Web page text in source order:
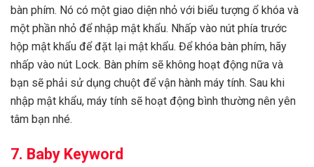
bàn phím. Nó có một giao diện nhỏ với biểu tượng ổ khóa và
một phần nhỏ để nhập mật khẩu. Nhấp vào nút phía trước
hộp mật khẩu để đặt lại mật khẩu. Để khóa bàn phím, hãy
nhấp vào nút Lock. Bàn phím sẽ không hoạt động nữa và
bạn sẽ phải sử dụng chuột để vận hành máy tính. Sau khi
nhập mật khẩu, máy tính sẽ hoạt động bình thường nên yên
tâm bạn nhé.
7. Baby Keyword